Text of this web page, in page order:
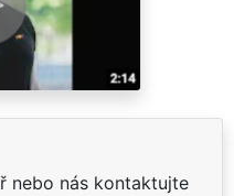
nebo nás kontaktujte